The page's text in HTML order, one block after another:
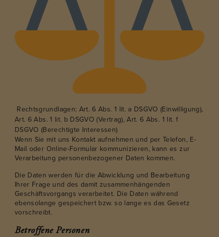
Rechtsgrundlagen: Art. 6 Abs. 1 lit. a DSGVO (Einwilligung),
Art. 6 Abs. 1 lit. b DSGVO (Vertrag), Art. 6 Abs. 1 lit. f
DSGVO (Berechtigte Interessen)
Wenn Sie mit uns Kontakt aufnehmen und per Telefon, E-
Mail oder Online-Formular kommunizieren, kann es zur
Verarbeitung personenbezogener Daten kommen.
Die Daten werden für die Abwicklung und Bearbeitung
Ihrer Frage und des damit zusammenhängenden
Geschäftsvorgangs verarbeitet. Die Daten während
ebensolange gespeichert bzw. so lange es das Gesetz
vorschreibt.
Betroffene Personen